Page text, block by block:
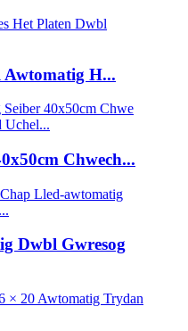
Awtomatig H...
Chwech...
Dwbl Gwresog